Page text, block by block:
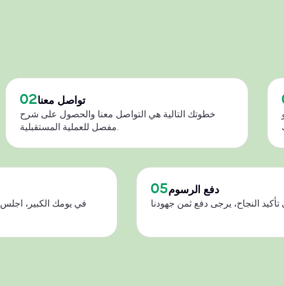
02تواصل معنا
خطوتك التالية هي التواصل معنا والحصول على شرح
مفصل للعملية المستقبلية.
في يومك الكبير،
05دفع الرسوم